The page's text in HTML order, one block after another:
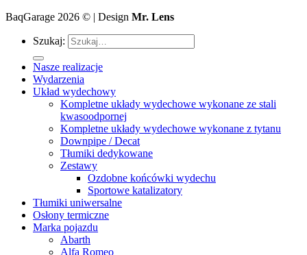
BaqGarage 2026 © | Design Mr. Lens
Szukaj:
Nasze realizacje
Wydarzenia
Układ wydechowy
Kompletne układy wydechowe wykonane ze stali
kwasoodpornej
Kompletne układy wydechowe wykonane z tytanu
Downpipe / Decat
Tłumiki dedykowane
Zestawy
Ozdobne końcówki wydechu
Sportowe katalizatory
Tłumiki uniwersalne
Osłony termiczne
Marka pojazdu
Abarth
Alfa Romeo